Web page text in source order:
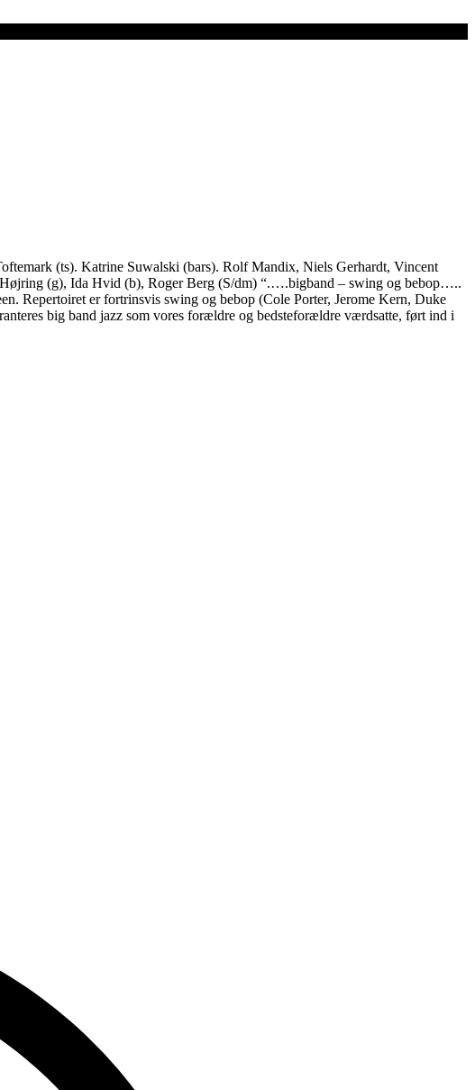
(ts). Katrine Suwalski (bars). Rolf Mandix, Niels Gerhardt, Vincent
(g), Ida Hvid (b), Roger Berg (S/dm) “.….bigband – swing og bebop…..
Repertoiret er fortrinsvis swing og bebop (Cole Porter, Jerome Kern, Duke
big band jazz som vores forældre og bedsteforældre værdsatte, ført ind i